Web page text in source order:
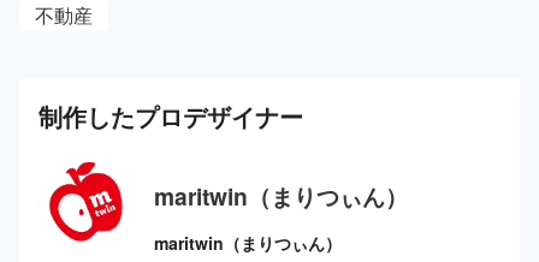
不動産
制作したプロデザイナー
maritwin（まりつぃん）
maritwin（まりつぃん）